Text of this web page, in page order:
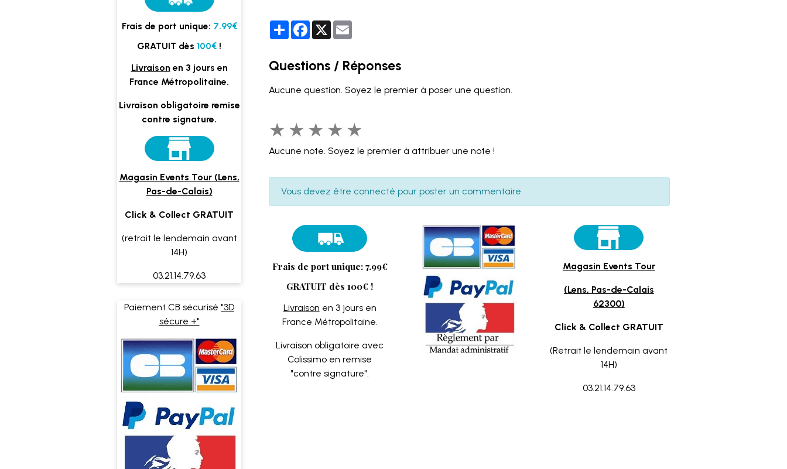
PartagerFacebook
X
Questions / Réponses
Aucune question. Soyez le premier à poser une question.
★ ★ ★ ★ ★
Aucune note. Soyez le premier à attribuer une note !
Vous devez être connecté pour poster un commentaire
Frais de port unique: 7.99€
GRATUIT dès 100€ !
Livraison en 3 jours en
France Métropolitaine.
Livraison obligatoire avec
Colissimo en remise
"contre signature".
Magasin Events Tour
(Lens, Pas-de-Calais
62300)
Click & Collect GRATUIT
(Retrait le lendemain avant
14H)
03.21.14.79.63
Frais de port unique: 7.99€
GRATUIT dès 100€ !
Livraison en 3 jours en
France Métropolitaine.
Livraison obligatoire remise
contre signature.
Magasin Events Tour (Lens,
Pas-de-Calais)
Click & Collect GRATUIT
(retrait le lendemain avant
14H)
03.21.14.79.63
Paiement CB sécurisé "3D
sécure +"